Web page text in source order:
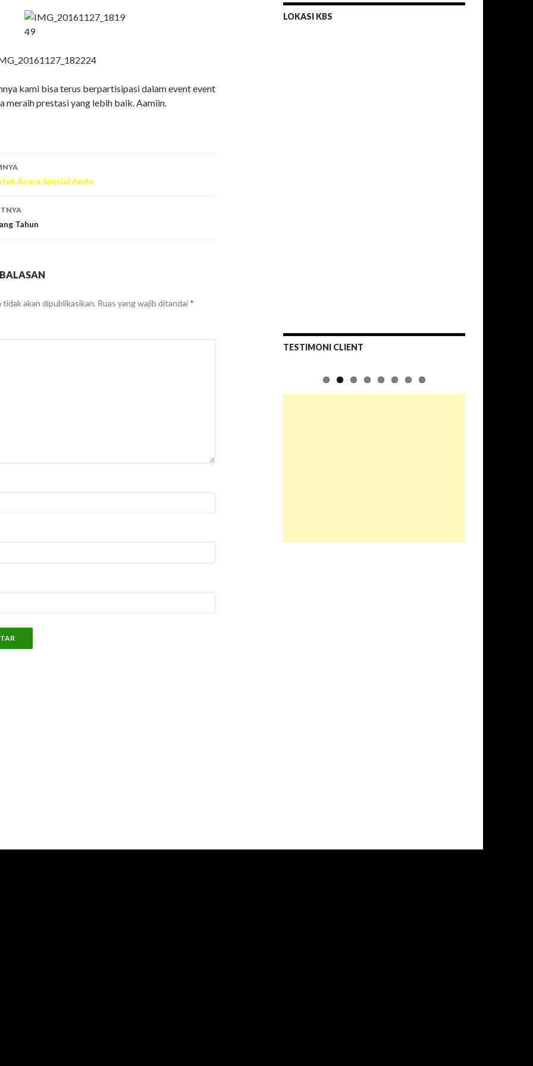
kami bisa terus berpartisipasi dalam event event
meraih prestasi yang lebih baik. Aamiin.
Acara Spesial Anda
Tahun
akan dipublikasikan. Ruas yang wajib ditandai *
LOKASI KBS
TESTIMONI CLIENT